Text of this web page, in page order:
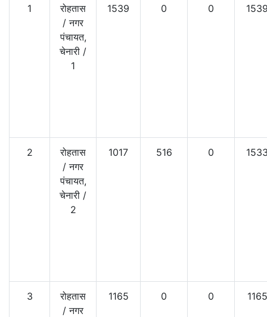
1
रोहतास
/नगर
पंचायत,
चेनारी /
1
1539 0 0
2
रोहतास
/नगर
पंचायत,
चेनारी /
2
1017 516 0
3
रोहतास
/नगर
1165 0 0 1165